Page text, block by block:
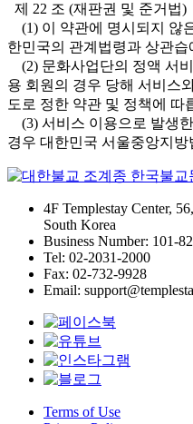
제 22 조 (재판권 및 준거법)
(1) 이 약관에 명시되지 않
한민국의 관계법령과 상관습
(2) 문화사업단의 정액 서
용 회원의 경우 당해 서비스
도로 정한 약관 및 정책에 따
(3) 서비스 이용으로 발생
경우 대한민국 서울중앙지
4F Templestay Center,
South Korea
Business Number: 101-
Tel: 02-2031-2000
Fax: 02-732-9928
Email:
Terms of Use